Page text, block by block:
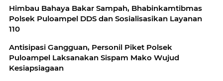
Himbau Bahaya Bakar Sampah, Bhabinkamtibmas
Polsek Puloampel DDS dan Sosialisasikan Layanan
110
Antisipasi Gangguan, Personil Piket Polsek
Puloampel Laksanakan Sispam Mako Wujud
Kesiapsiagaan